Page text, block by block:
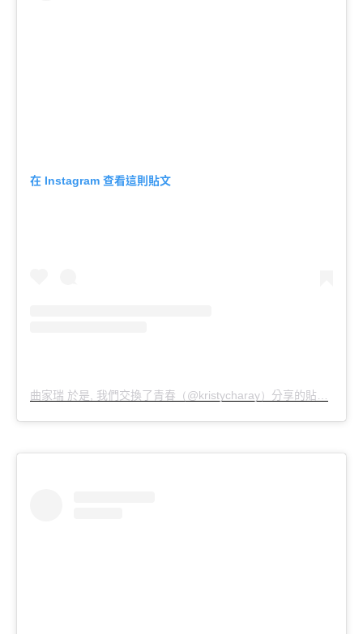
在 Instagram 查看這則貼文
曲家瑞 於是 我們交換了青春 （@kristycharay） 分享的貼文